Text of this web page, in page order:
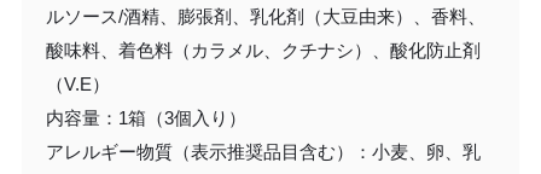
ルソース/酒精、膨張剤、乳化剤（大豆由来）、香料、
酸味料、着色料（カラメル、クチナシ）、酸化防止剤
（V.E）
内容量：1箱（3個入り）
アレルギー物質（表示推奨品目含む）：小麦、卵、乳